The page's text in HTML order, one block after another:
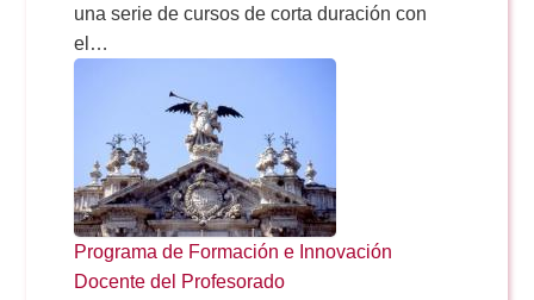
una serie de cursos de corta duración con
el…
Programa de Formación e Innovación
Docente del Profesorado